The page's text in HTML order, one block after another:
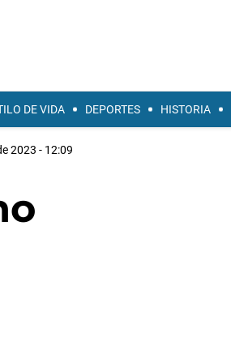
DE VIDA DEPORTES HISTORIA
2023 - 12:09